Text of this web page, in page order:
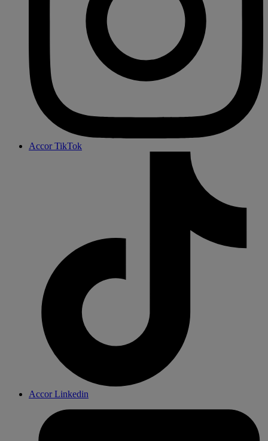
Accor TikTok
Accor Linkedin